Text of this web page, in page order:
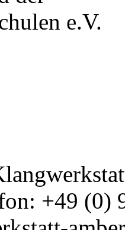
e.V.
+49 (0)